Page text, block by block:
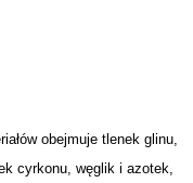
obejmuje tlenek glinu,
cyrkonu, węglik i azotek,